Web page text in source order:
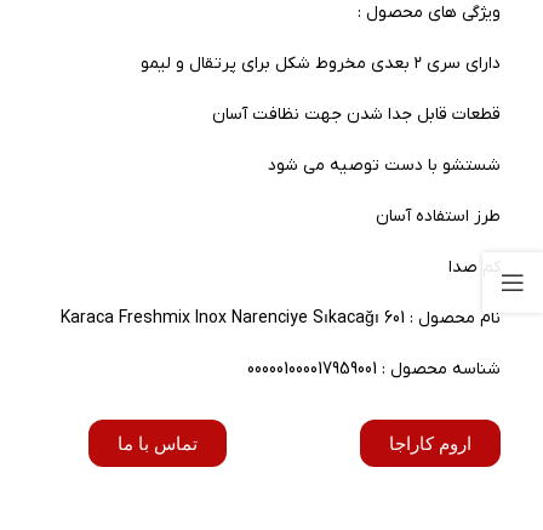
ویژگی های محصول :
دارای سری ۲ بعدی مخروط شکل برای پرتقال و لیمو
قطعات قابل جدا شدن جهت نظافت آسان
شستشو با دست توصیه می شود
طرز استفاده آسان
کم صدا
نام محصول : Karaca Freshmix Inox Narenciye Sıkacağı 601
شناسه محصول : 000001000017959001
اروم کاراجا تماس با ما